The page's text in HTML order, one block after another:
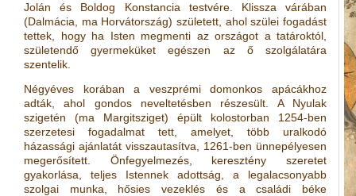
Jolán és Boldog Konstancia testvére. Klissza várában
(Dalmácia, ma Horvátország) született, ahol szülei fogadást
tettek, hogy ha Isten megmenti az országot a tatároktól,
születendő gyermeküket egészen az ő szolgálatára
szentelik.
Négyéves korában a veszprémi domonkos apácákhoz
adták, ahol gondos neveltetésben részesült. A Nyulak
szigetén (ma Margitsziget) épült kolostorban 1254-ben
szerzetesi fogadalmat tett, amelyet, több uralkodó
házassági ajánlatát visszautasítva, 1261-ben ünnepélyesen
megerősített. Önfegyelmezés, keresztény szeretet
gyakorlása, teljes Istennek adottság, a legalacsonyabb
szolgai munka, hősies vezeklés és a családi béke